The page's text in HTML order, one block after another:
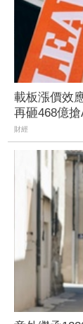
載板漲價效
再砸468億
財經